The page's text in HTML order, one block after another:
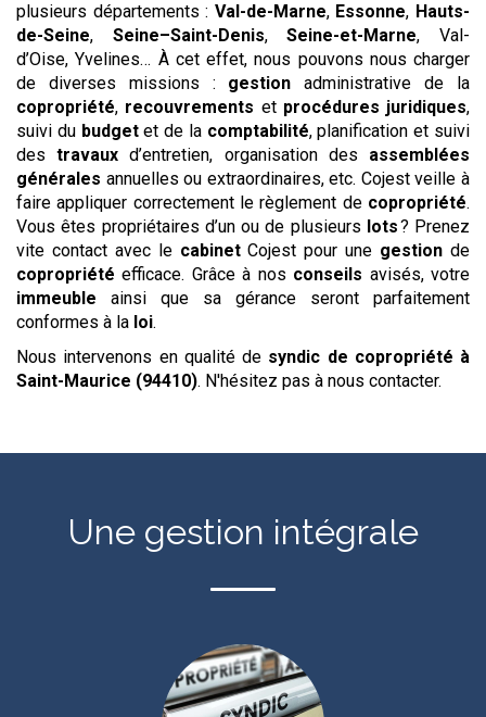
plusieurs départements : Val-de-Marne, Essonne, Hauts-
de-Seine, Seine–Saint-Denis,Seine-et-Marne, Val-
d’Oise, Yvelines… À cet effet, nous pouvons nous charger
de diverses missions : gestion administrative de la
copropriété, recouvrements et procédures juridiques,
suivi du budgetet de la comptabilité, planification et suivi
destravaux d’entretien, organisation des assemblées
générales annuelles ou extraordinaires, etc. Cojest veille à
faire appliquer correctement le règlement de copropriété.
Vous êtes propriétaires d’un ou de plusieurs lots? Prenez
vite contact avec le cabinetCojest pour une gestion de
copropriété efficace. Grâce à nos conseils avisés, votre
immeuble ainsi que sa gérance seront parfaitement
conformes à la loi.
Nous intervenons en qualité de syndic de copropriété à
Saint-Maurice (94410). N'hésitez pas à nous contacter.
Une gestion intégrale